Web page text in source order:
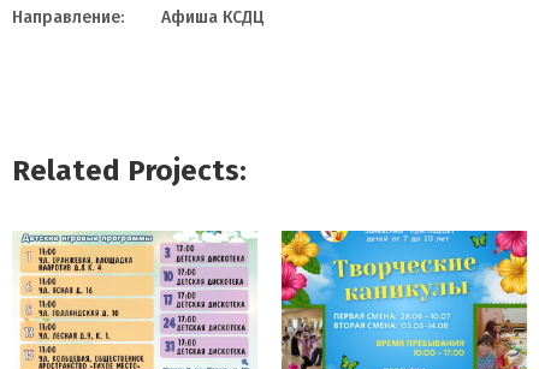
Направление: Афиша КСДЦ
Related Projects: